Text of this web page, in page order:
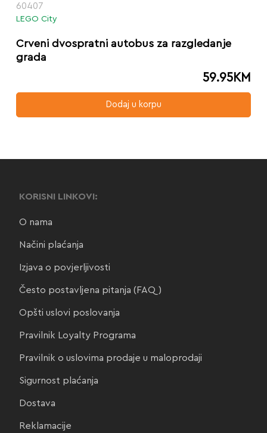
60407
LEGO City
Crveni dvospratni autobus za razgledanje
grada
59.95KM
Dodaj u korpu
KORISNI LINKOVI:
O nama
Načini plaćanja
Izjava o povjerljivosti
Često postavljena pitanja (FAQ)
Opšti uslovi poslovanja
Pravilnik Loyalty Programa
Pravilnik o uslovima prodaje u maloprodaji
Sigurnost plaćanja
Dostava
Reklamacije